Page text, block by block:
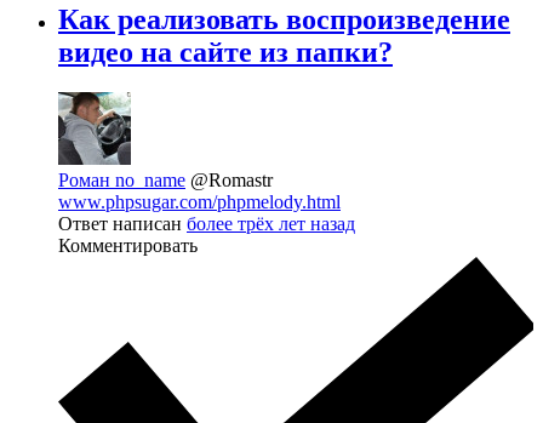
Как реализовать воспроизведение
видео на сайте из папки?
Роман no_name @Romastr
www.phpsugar.com/phpmelody.html
Ответ написан более трёх лет назад
Комментировать